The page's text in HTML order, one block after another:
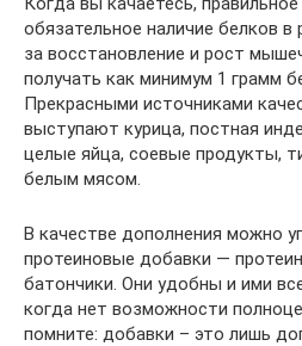
обязательное наличие белков
за восстановление и рост
получать как минимум 1 грамм
Прекрасными источниками
выступают курица, постная
целые яйца, соевые продукты,
белым мясом.
В качестве дополнения можно
протеиновые добавки —
батончики. Они удобны и ими
когда нет возможности
помните: добавки – это лишь